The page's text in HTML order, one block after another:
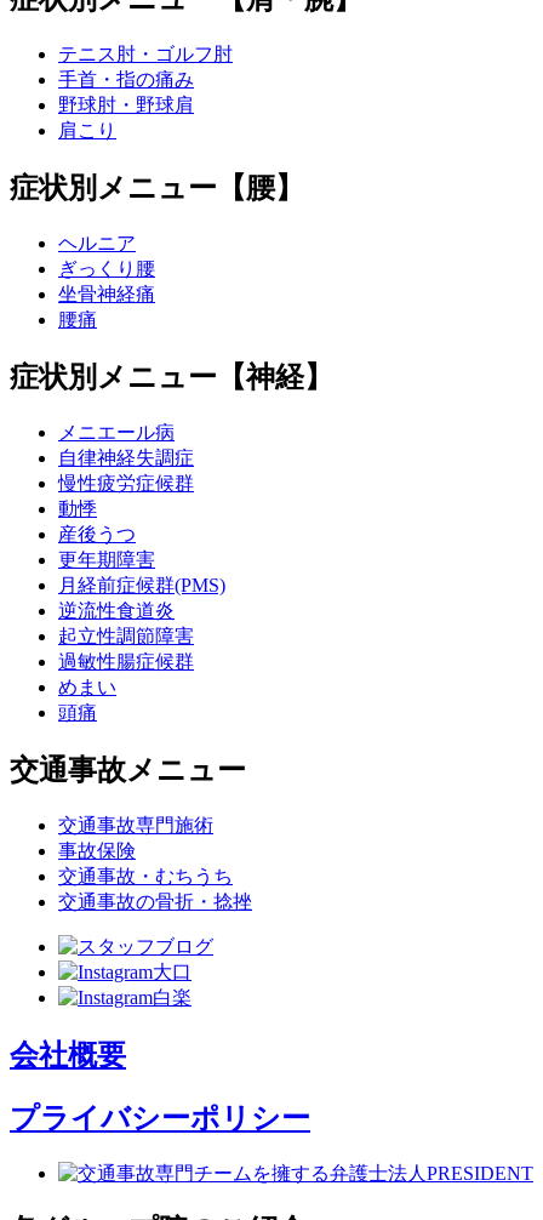
テニス肘・ゴルフ肘
手首・指の痛み
野球肘・野球肩
肩こり
症状別メニュー【腰】
ヘルニア
ぎっくり腰
坐骨神経痛
腰痛
症状別メニュー【神経】
メニエール病
自律神経失調症
慢性疲労症候群
動悸
産後うつ
更年期障害
月経前症候群(PMS)
逆流性食道炎
起立性調節障害
過敏性腸症候群
めまい
頭痛
交通事故メニュー
交通事故専門施術
事故保険
交通事故・むちうち
交通事故の骨折・捻挫
会社概要
プライバシーポリシー